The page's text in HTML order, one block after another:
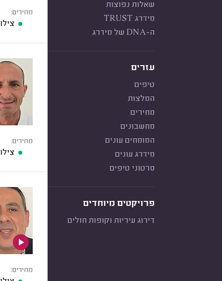
שאלות נפוצות
מידרג TRUST
ה-DNA של מידרג
עזרים
טיפים
המלצות
מחירים
מחשבונים
המומחים עונים
מידרג עונים
סרטוני טיפים
פרויקטים מיוחדים
דירוג עיריות וקופות חולים
מחירים:
מחירים:
מחירים: